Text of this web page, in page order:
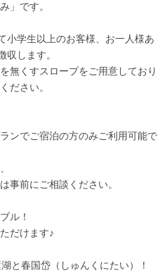
」です。
小学生以上のお客様、お一人様あ
収します。
無くすスロープをご用意しており
ださい。
ンでご宿泊の方のみご利用可能で
事前にご相談ください。
ル！
だけます♪
と春国岱（しゅんくにたい）！